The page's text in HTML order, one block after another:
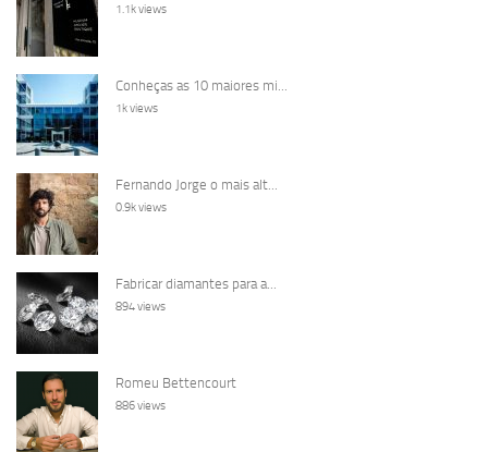
1.1k views
Conheças as 10 maiores mi...
1k views
Fernando Jorge o mais alt...
0.9k views
Fabricar diamantes para a...
894 views
Romeu Bettencourt
886 views